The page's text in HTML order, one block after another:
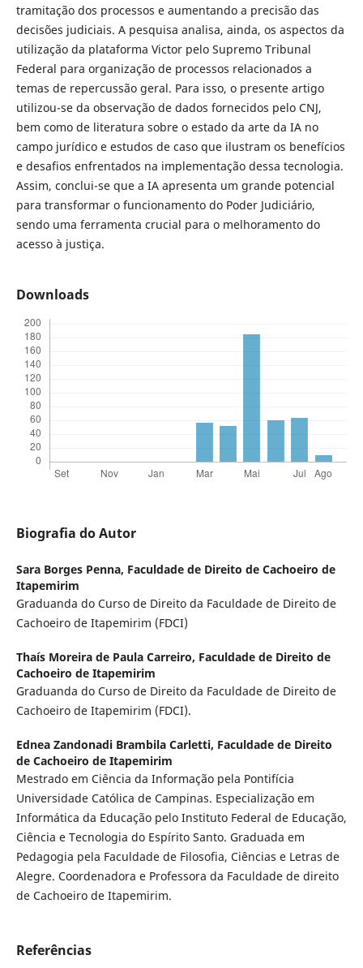
tramitação dos processos e aumentando a precisão das
decisões judiciais. A pesquisa analisa, ainda, os aspectos da
utilização da plataforma Victor pelo Supremo Tribunal
Federal para organização de processos relacionados a
temas de repercussão geral. Para isso, o presente artigo
utilizou-se da observação de dados fornecidos pelo CNJ,
bem como de literatura sobre o estado da arte da IA no
campo jurídico e estudos de caso que ilustram os benefícios
e desafios enfrentados na implementação dessa tecnologia.
Assim, conclui-se que a IA apresenta um grande potencial
para transformar o funcionamento do Poder Judiciário,
sendo uma ferramenta crucial para o melhoramento do
acesso à justiça.
Downloads
Biografia do Autor
Sara Borges Penna, Faculdade de Direito de Cachoeiro de
Itapemirim
Graduanda do Curso de Direito da Faculdade de Direito de
Cachoeiro de Itapemirim (FDCI)
Thaís Moreira de Paula Carreiro, Faculdade de Direito de
Cachoeiro de Itapemirim
Graduanda do Curso de Direito da Faculdade de Direito de
Cachoeiro de Itapemirim (FDCI).
Ednea Zandonadi Brambila Carletti, Faculdade de Direito
de Cachoeiro de Itapemirim
Mestrado em Ciência da Informação pela Pontifícia
Universidade Católica de Campinas. Especialização em
Informática da Educação pelo Instituto Federal de Educação,
Ciência e Tecnologia do Espírito Santo. Graduada em
Pedagogia pela Faculdade de Filosofia, Ciências e Letras de
Alegre. Coordenadora e Professora da Faculdade de direito
de Cachoeiro de Itapemirim.
Referências